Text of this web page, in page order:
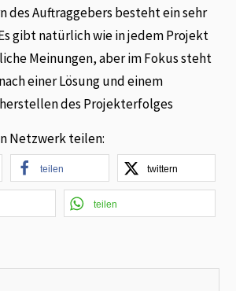
des Auftraggebers besteht ein sehr
gibt natürlich wie in jedem Projekt
Meinungen, aber im Fokus steht
einer Lösung und einem
des Projekterfolges
Netzwerk teilen:
teilen twittern
teilen